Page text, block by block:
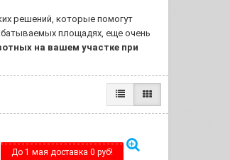
решений, которые помогут
площадях, еще очень
на вашем участке при
До 1 мая доставка 0 руб!